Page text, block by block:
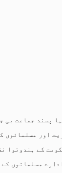
پسند جماعت بی
اور مسلمانوں
کے ہندوتوا
مسلمانوں کے